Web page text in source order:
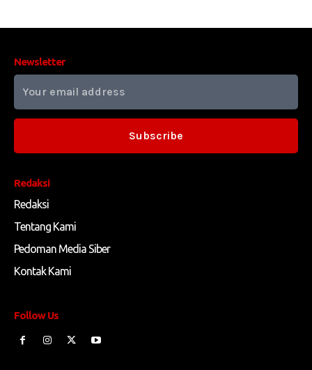
Redaksi
Redaksi
Tentang Kami
Pedoman Media Siber
Kontak Kami
Follow Us
Newsletter
Subscribe